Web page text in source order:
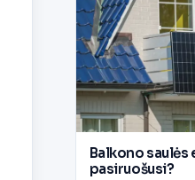
Balkono saulės
pasiruošusi?